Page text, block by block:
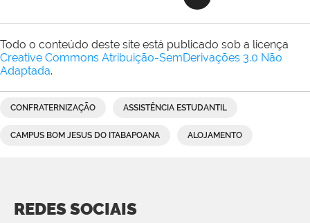
Todo o conteúdo deste site está publicado sob a licença
Creative Commons Atribuição-SemDerivações 3.0 Não
Adaptada.
CONFRATERNIZAÇÃO ASSISTÊNCIA ESTUDANTIL
CAMPUS BOM JESUS DO ITABAPOANA ALOJAMENTO
REDES SOCIAIS